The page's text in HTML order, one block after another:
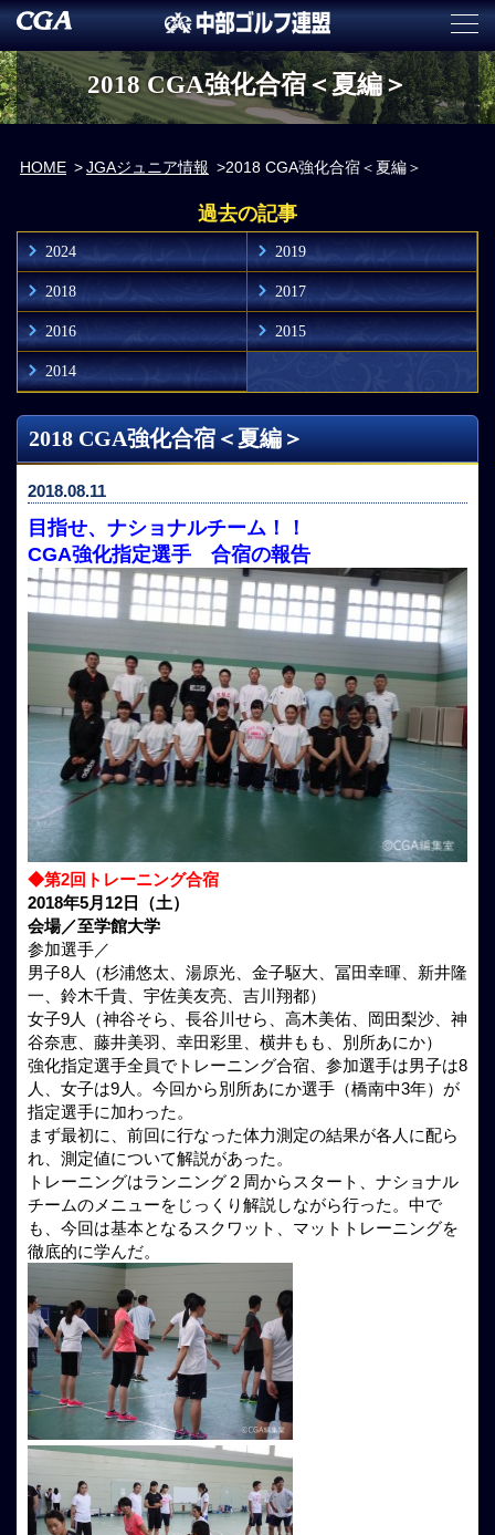
2018 CGA強化合宿＜夏編＞
HOME JGAジュニア情報 2018 CGA強化合宿＜夏編＞
過去の記事
2024 2019
2018 2017
2016 2015
2014
2018 CGA強化合宿＜夏編＞
2018.08.11
目指せ、ナショナルチーム！！
CGA強化指定選手 合宿の報告
◆第2回トレーニング合宿
2018年5月12日（土）
会場／至学館大学
参加選手／
男子8人（杉浦悠太、湯原光、金子駆大、冨田幸暉、新井隆
一、鈴木千貴、宇佐美友亮、吉川翔都）
女子9人（神谷そら、長谷川せら、高木美佑、岡田梨沙、神
谷奈恵、藤井美羽、幸田彩里、横井もも、別所あにか）
強化指定選手全員でトレーニング合宿、参加選手は男子は8
人、女子は9人。今回から別所あにか選手（橋南中3年）が
指定選手に加わった。
まず最初に、前回に行なった体力測定の結果が各人に配ら
れ、測定値について解説があった。
トレーニングはランニング２周からスタート、ナショナル
チームのメニューをじっくり解説しながら行った。中で
も、今回は基本となるスクワット、マットトレーニングを
徹底的に学んだ。